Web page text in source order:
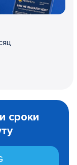
сроки